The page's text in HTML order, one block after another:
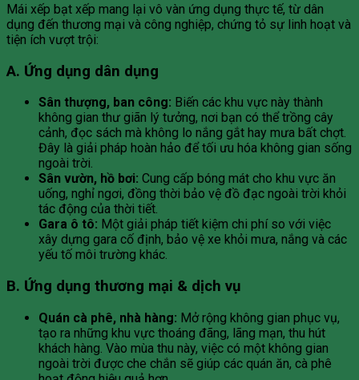
Mái xếp bạt xếp mang lại vô vàn ứng dụng thực tế, từ dân
dụng đến thương mại và công nghiệp, chứng tỏ sự linh hoạt và
tiện ích vượt trội:
A. Ứng dụng dân dụng
Sân thượng, ban công: Biến các khu vực này thành
không gian thư giãn lý tưởng, nơi bạn có thể trồng cây
cảnh, đọc sách mà không lo nắng gắt hay mưa bất chợt.
Đây là giải pháp hoàn hảo để tối ưu hóa không gian sống
ngoài trời.
Sân vườn, hồ bơi: Cung cấp bóng mát cho khu vực ăn
uống, nghỉ ngơi, đồng thời bảo vệ đồ đạc ngoài trời khỏi
tác động của thời tiết.
Gara ô tô: Một giải pháp tiết kiệm chi phí so với việc
xây dựng gara cố định, bảo vệ xe khỏi mưa, nắng và các
yếu tố môi trường khác.
B. Ứng dụng thương mại & dịch vụ
Quán cà phê, nhà hàng: Mở rộng không gian phục vụ,
tạo ra những khu vực thoáng đãng, lãng mạn, thu hút
khách hàng. Vào mùa thu này, việc có một không gian
ngoài trời được che chắn sẽ giúp các quán ăn, cà phê